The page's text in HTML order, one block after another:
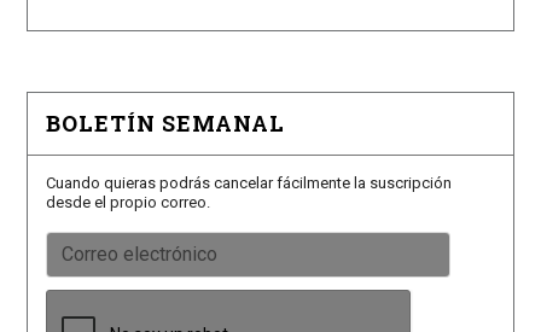
BOLETÍN SEMANAL
Cuando quieras podrás cancelar fácilmente la suscripción
desde el propio correo.